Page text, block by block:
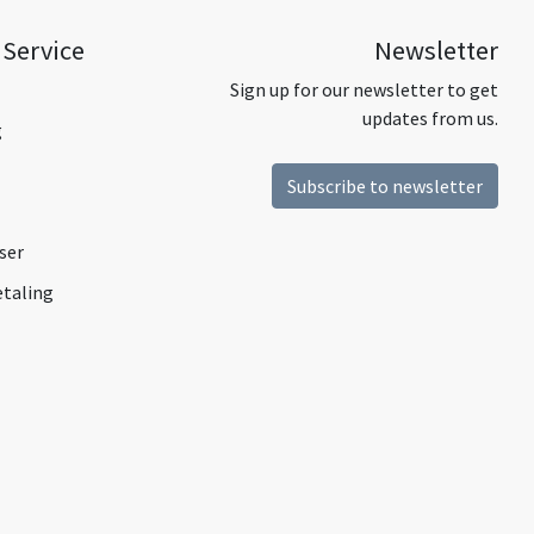
Newsletter
Sign up for our newsletter to get
updates from us.
Subscribe to newsletter